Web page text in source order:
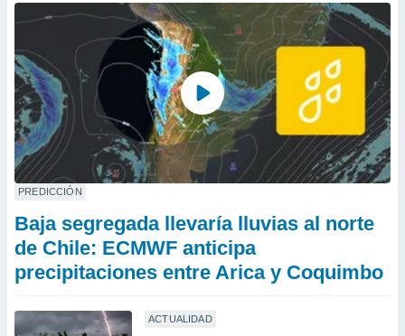
PREDICCIÓN
Baja segregada llevaría lluvias al norte
de Chile: ECMWF anticipa
precipitaciones entre Arica y Coquimbo
ACTUALIDAD